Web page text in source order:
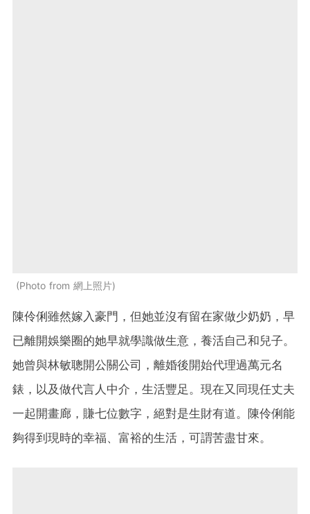
Photo from 網上照片
陳伶俐雖然嫁入豪門，但她並沒有留在家做少奶奶，早
已離開娛樂圈的她早就學識做生意，養活自己和兒子。
她曾與林敏聰開公關公司，離婚後開始代理過萬元名
錶，以及做代言人中介，生活豐足。現在又同現任丈夫
一起開畫廊，賺七位數字，絕對是生財有道。陳伶俐能
夠得到現時的幸福、富裕的生活，可謂苦盡甘來。